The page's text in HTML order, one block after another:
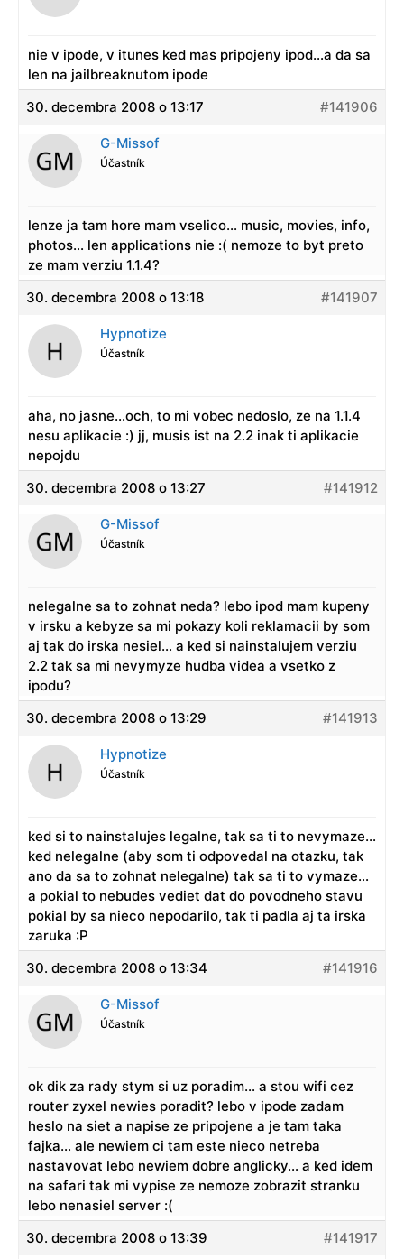
nie v ipode, v itunes ked mas pripojeny ipod…a da sa
len na jailbreaknutom ipode
30. decembra 2008 o 13:17
#141906
G-Missof
Účastník
lenze ja tam hore mam vselico… music, movies, info,
photos… len applications nie :( nemoze to byt preto
ze mam verziu 1.1.4?
30. decembra 2008 o 13:18
#141907
Hypnotize
Účastník
aha, no jasne…och, to mi vobec nedoslo, ze na 1.1.4
nesu aplikacie :) jj, musis ist na 2.2 inak ti aplikacie
nepojdu
30. decembra 2008 o 13:27
#141912
G-Missof
Účastník
nelegalne sa to zohnat neda? lebo ipod mam kupeny
v irsku a kebyze sa mi pokazy koli reklamacii by som
aj tak do irska nesiel… a ked si nainstalujem verziu
2.2 tak sa mi nevymyze hudba videa a vsetko z
ipodu?
30. decembra 2008 o 13:29
#141913
Hypnotize
Účastník
ked si to nainstalujes legalne, tak sa ti to nevymaze…
ked nelegalne (aby som ti odpovedal na otazku, tak
ano da sa to zohnat nelegalne) tak sa ti to vymaze…
a pokial to nebudes vediet dat do povodneho stavu
pokial by sa nieco nepodarilo, tak ti padla aj ta irska
zaruka :P
30. decembra 2008 o 13:34
#141916
G-Missof
Účastník
ok dik za rady stym si uz poradim… a stou wifi cez
router zyxel newies poradit? lebo v ipode zadam
heslo na siet a napise ze pripojene a je tam taka
fajka… ale newiem ci tam este nieco netreba
nastavovat lebo newiem dobre anglicky… a ked idem
na safari tak mi vypise ze nemoze zobrazit stranku
lebo nenasiel server :(
30. decembra 2008 o 13:39
#141917